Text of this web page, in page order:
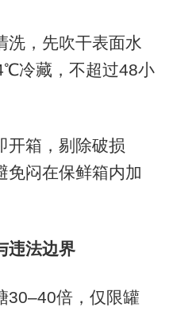
，先吹干表面水
冷藏，不超过48小
箱，剔除破损
免闷在保鲜箱内加
法边界
倍，仅限罐